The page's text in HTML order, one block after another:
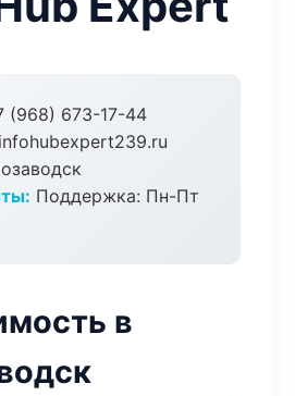
(968) 673-17-44
Поддержка: Пн-Пт
в